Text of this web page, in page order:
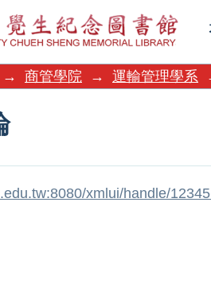
→ 商管學院 → 運輸管理學系
xmlui/handle/